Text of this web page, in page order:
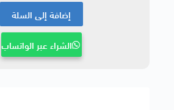
إضافة إلى السلة
الشراء عبر الواتساب